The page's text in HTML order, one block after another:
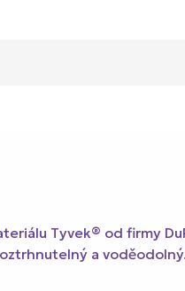
Tyvek® od firmy
a